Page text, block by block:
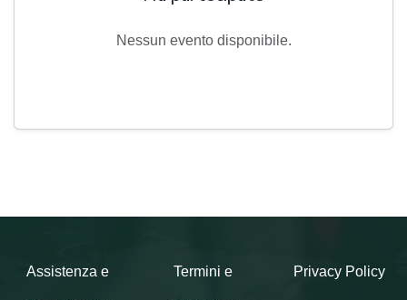
Nessun evento disponibile.
Assistenza e Termini e Privacy Policy